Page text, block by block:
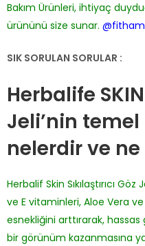
Bakım Ürünleri, ihtiyaç
ürününü size sunar.
SIK SORULAN SORULAR :
Herbalife SKIN
Jeli’nin
nelerdir ve
Herbalif Skin Sıkılaştırıcı
ve E vitaminleri, Aloe Vera
esnekliğini arttırarak,
bir görünüm kazanmasına